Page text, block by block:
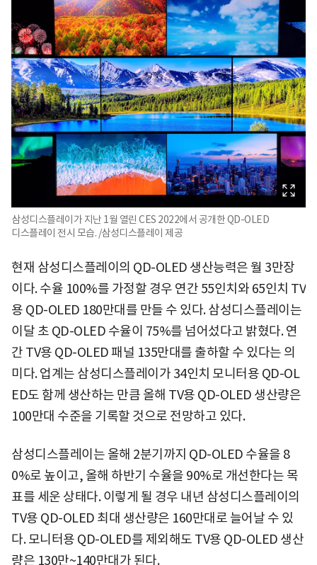
삼성디스플레이가 지난 1월 열린 CES 2022에서 공개한 QD-OLED
디스플레이 전시 모습. /삼성디스플레이 제공
현재 삼성디스플레이의 QD-OLED 생산능력은 월 3만장
이다. 수율 100%를 가정할 경우 연간 55인치와 65인치 TV
용 QD-OLED 180만대를 만들 수 있다. 삼성디스플레이는
이달 초 QD-OLED 수율이 75%를 넘어섰다고 밝혔다. 연
간 TV용 QD-OLED 패널 135만대를 출하할 수 있다는 의
미다. 업계는 삼성디스플레이가 34인치 모니터용 QD-OL
ED도 함께 생산하는 만큼 올해 TV용 QD-OLED 생산량은
100만대 수준을 기록할 것으로 전망하고 있다.
삼성디스플레이는 올해 2분기까지 QD-OLED 수율을 8
0%로 높이고, 올해 하반기 수율을 90%로 개선한다는 목
표를 세운 상태다. 이렇게 될 경우 내년 삼성디스플레이의
TV용 QD-OLED 최대 생산량은 160만대로 늘어날 수 있
다. 모니터용 QD-OLED를 제외해도 TV용 QD-OLED 생산
량은 130만~140만대가 된다.